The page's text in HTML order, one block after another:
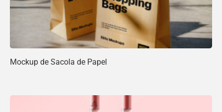
Mockup de Sacola de Papel